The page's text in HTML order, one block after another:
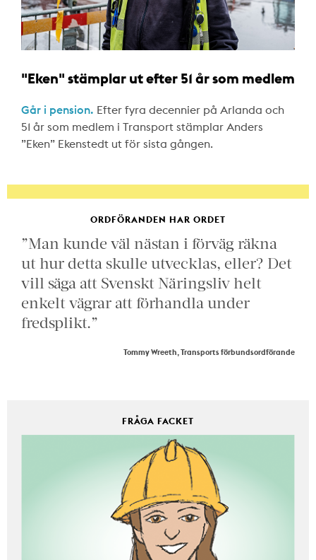
"Eken" stämplar ut efter 51 år som medlem
Går i pension. Efter fyra decennier på Arlanda och
51 år som medlem i Transport stämplar Anders
”Eken” Ekenstedt ut för sista gången.
ORDFÖRANDEN HAR ORDET
”Man kunde väl nästan i förväg räkna
ut hur detta skulle utvecklas, eller? Det
vill säga att Svenskt Näringsliv helt
enkelt vägrar att förhandla under
fredsplikt.”
Tommy Wreeth, Transports förbundsordförande
FRÅGA FACKET